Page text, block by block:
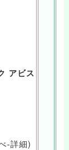
アビス
-詳細)